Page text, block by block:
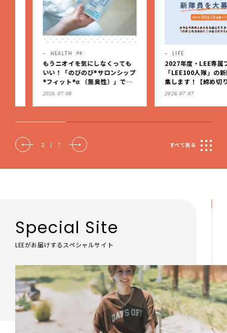
HEALTH PR
もうニオイを気にしなくっても
いい！「のびのび®サロンシップ
®フィット®α （無臭性）」で、
肩こりや足腰のダルさを出先で
2026.07.08
LIFE
2027年度・LEE専属ブロガ
「LEE100人隊」の新隊員
集します！【締め切り：
（火）】
2026.07.07
2 | 7 すべて見る
Special Site
LEEがお届けするスペシャルサイト